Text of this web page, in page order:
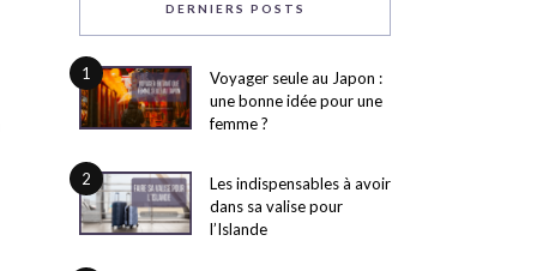
DERNIERS POSTS
1
Voyager seule au Japon :
une bonne idée pour une
femme ?
2
Les indispensables à avoir
dans sa valise pour
l’Islande